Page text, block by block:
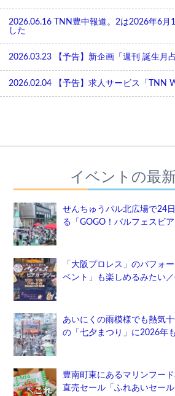
2026.06.16
TNN豊中報道。2は2026年6月
した
2026.03.23 【予告】新企画「週刊 誕生月
2026.02.04 【予告】求人サービス「TNN
イベントの最
せんちゅうパル北広場で24
る「GOGO！パルフェスビ
「大阪プロレス」のパフォ
ベント」も楽しめるみたい
あいにくの雨模様でも熱気
の「七夕まつり」に2026年
豊南町東にあるマリンフー
直売セール「ふれあいセー